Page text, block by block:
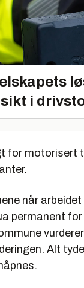
i
for motorisert
når
permanent
Alt